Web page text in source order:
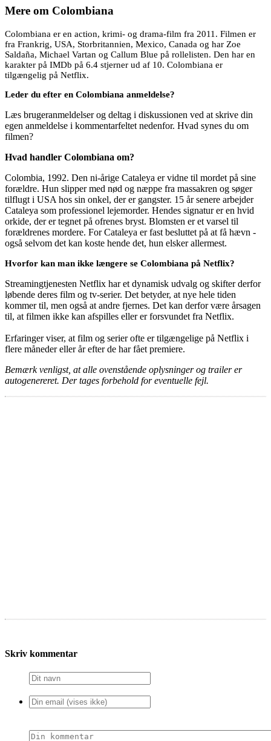
Mere om Colombiana
Colombiana er en action, krimi- og drama-film fra 2011. Filmen er
fra Frankrig, USA, Storbritannien, Mexico, Canada og har Zoe
Saldaña, Michael Vartan og Callum Blue på rollelisten. Den har en
karakter på IMDb på 6.4 stjerner ud af 10. Colombiana er
tilgængelig på Netflix.
Leder du efter en Colombiana anmeldelse?
Læs brugeranmeldelser og deltag i diskussionen ved at skrive din
egen anmeldelse i kommentarfeltet nedenfor. Hvad synes du om
filmen?
Hvad handler Colombiana om?
Colombia, 1992. Den ni-årige Cataleya er vidne til mordet på sine
forældre. Hun slipper med nød og næppe fra massakren og søger
tilflugt i USA hos sin onkel, der er gangster. 15 år senere arbejder
Cataleya som professionel lejemorder. Hendes signatur er en hvid
orkide, der er tegnet på ofrenes bryst. Blomsten er et varsel til
forældrenes mordere. For Cataleya er fast besluttet på at få hævn -
også selvom det kan koste hende det, hun elsker allermest.
Hvorfor kan man ikke længere se Colombiana på Netflix?
Streamingtjenesten Netflix har et dynamisk udvalg og skifter derfor
løbende deres film og tv-serier. Det betyder, at nye hele tiden
kommer til, men også at andre fjernes. Det kan derfor være årsagen
til, at filmen ikke kan afspilles eller er forsvundet fra Netflix.
Erfaringer viser, at film og serier ofte er tilgængelige på Netflix i
flere måneder eller år efter de har fået premiere.
Bemærk venligst, at alle ovenstående oplysninger og trailer er
autogenereret. Der tages forbehold for eventuelle fejl.
Skriv kommentar